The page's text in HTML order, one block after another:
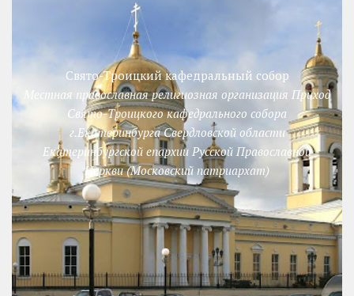
Свято-Троицкий кафедральный собор
Местная православная религиозная организация Приход
Свято-Троицкого кафедрального собора
г.Екатеринбурга Свердловской области
Екатеринбургской епархии Русской Православной
Церкви (Московский патриархат)